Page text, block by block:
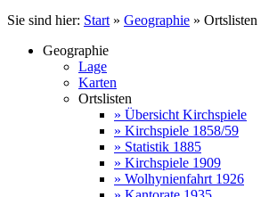
Sie sind hier: Start » Geographie » Ortslisten
Geographie
Lage
Karten
Ortslisten
» Übersicht Kirchspiele
» Kirchspiele 1858/59
» Statistik 1885
» Kirchspiele 1909
» Wolhynienfahrt 1926